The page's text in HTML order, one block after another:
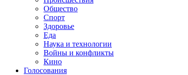
Общество
Спорт
Здоровье
Еда
Наука и технологии
Войны и конфликты
Кино
Голосования